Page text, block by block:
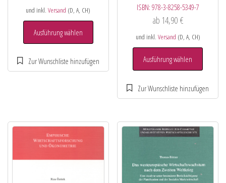
und inkl.Versand (D, A, CH)
Ausführung wählen
ISBN: 978-3-8258-5349-7
ab 14,90 €
und inkl. Versand (D, A, CH)
Ausführung wählen